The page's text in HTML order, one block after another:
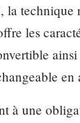
la technique
les
ainsi
en
à une